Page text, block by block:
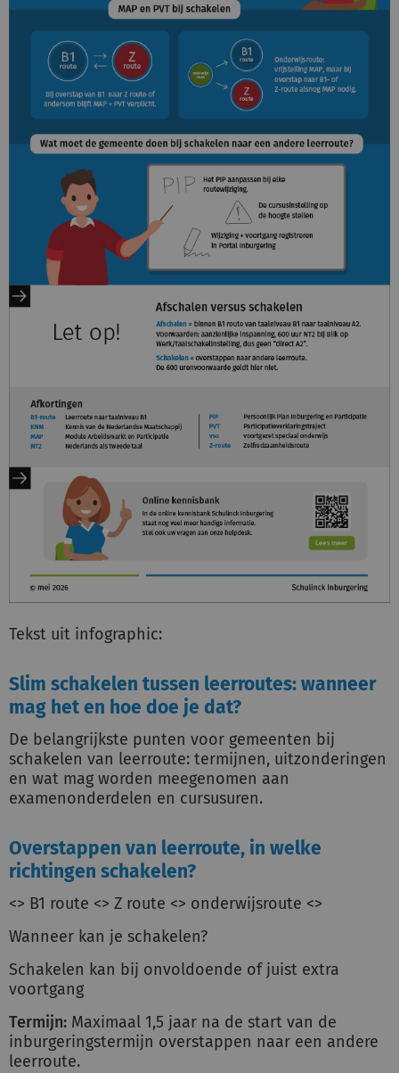
Tekst uit infographic:
Slim schakelen tussen leerroutes: wanneer
mag het en hoe doe je dat?
De belangrijkste punten voor gemeenten bij
schakelen van leerroute: termijnen, uitzonderingen
en wat mag worden meegenomen aan
examenonderdelen en cursusuren.
Overstappen van leerroute, in welke
richtingen schakelen?
<> B1 route <> Z route <> onderwijsroute <>
Wanneer kan je schakelen?
Schakelen kan bij onvoldoende of juist extra
voortgang
Termijn: Maximaal 1,5 jaar na de start van de
inburgeringstermijn overstappen naar een andere
leerroute.